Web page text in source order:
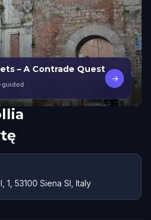
– A Contrade Quest
guided
→
1, 53100 Siena SI, Italy